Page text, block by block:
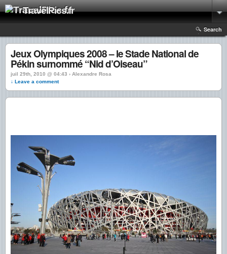
TravelPics.fr
Search
Jeux Olympiques 2008 – le Stade National de
Pékin surnommé “Nid d’Oiseau”
juil 29th, 2010 @ 04:43 › Alexandre Rosa
↓ Leave a comment